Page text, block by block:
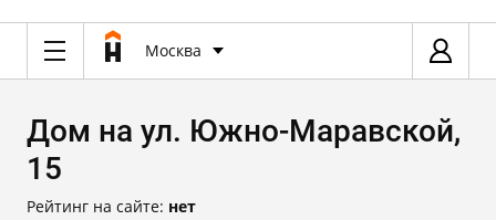
Москва
Дом на ул. Южно-Маравской,
15
Рейтинг на сайте: нет